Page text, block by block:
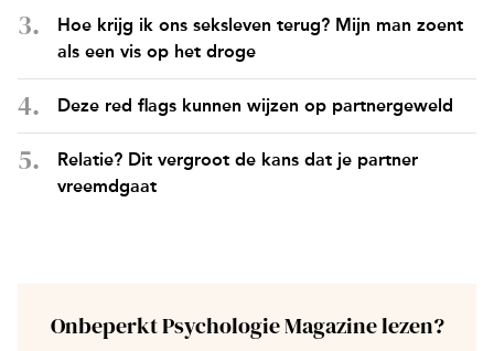
Hoe krijg ik ons seksleven terug? Mijn man zoent
als een vis op het droge
Deze red flags kunnen wijzen op partnergeweld
Relatie? Dit vergroot de kans dat je partner
vreemdgaat
Onbeperkt Psychologie Magazine lezen?